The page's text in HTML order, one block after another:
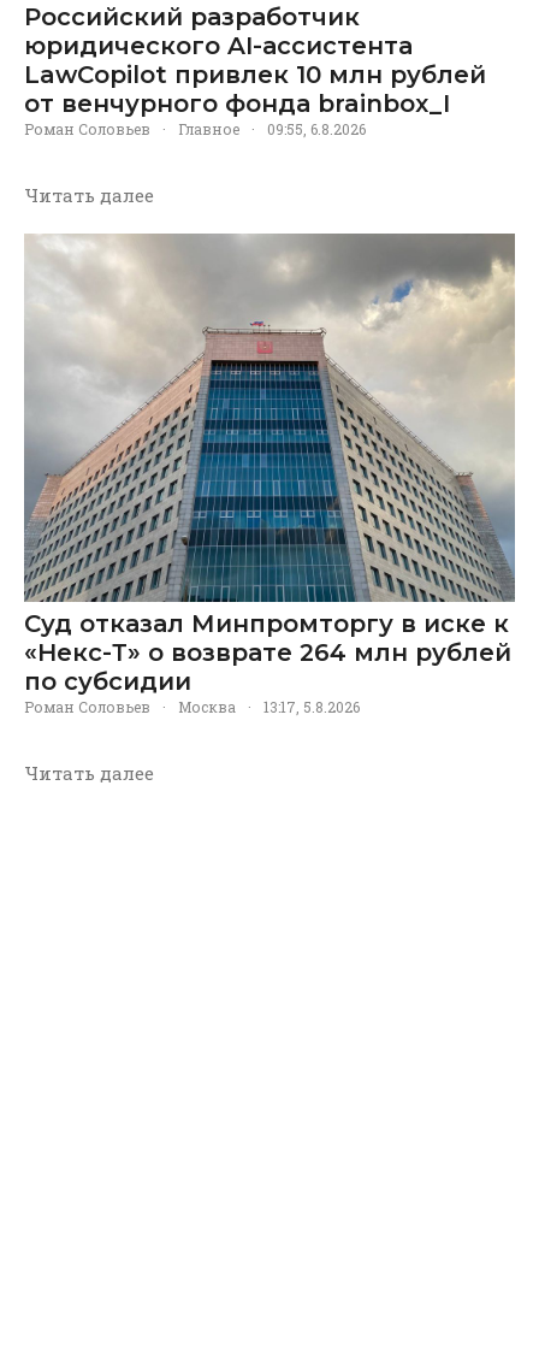
Российский разработчик
юридического AI-ассистента
LawCopilot привлек 10 млн рублей
от венчурного фонда brainbox_I
Роман Соловьев · Главное · 09:55, 6.8.2026
Читать далее
Суд отказал Минпромторгу в иске к
«Некс-Т» о возврате 264 млн рублей
по субсидии
Роман Соловьев · Москва · 13:17, 5.8.2026
Читать далее